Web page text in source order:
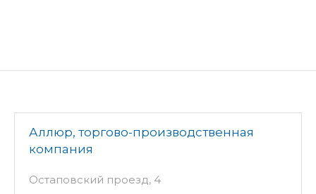
Аллюр, торгово-производственная
компания
Остаповский проезд, 4